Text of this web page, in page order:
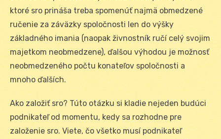
ktoré sro prináša treba spomenúť najmä obmedzené
ručenie za záväzky spoločnosti len do výšky
základného imania (naopak živnostník ručí celý svojim
majetkom neobmedzene), ďalšou výhodou je možnosť
neobmedzeného počtu konateľov spoločnosti a
mnoho ďalších.
Ako založiť sro? Túto otázku si kladie nejeden budúci
podnikateľ od momentu, kedy sa rozhodne pre
založenie sro. Viete, čo všetko musí podnikateľ